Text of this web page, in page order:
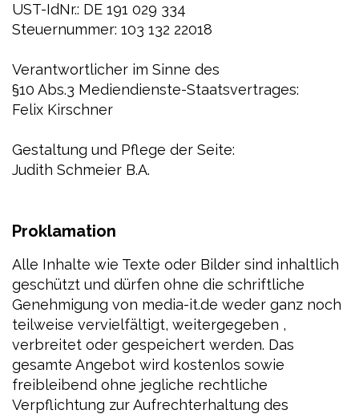
UST-IdNr.: DE 191 029 334
Steuernummer: 103 132 22018
Verantwortlicher im Sinne des
§10 Abs.3 Mediendienste-Staatsvertrages:
Felix Kirschner
Gestaltung und Pflege der Seite:
Judith Schmeier B.A.
Proklamation
Alle Inhalte wie Texte oder Bilder sind inhaltlich
geschützt und dürfen ohne die schriftliche
Genehmigung von media-it.de weder ganz noch
teilweise vervielfältigt, weitergegeben ,
verbreitet oder gespeichert werden. Das
gesamte Angebot wird kostenlos sowie
freibleibend ohne jegliche rechtliche
Verpflichtung zur Aufrechterhaltung des